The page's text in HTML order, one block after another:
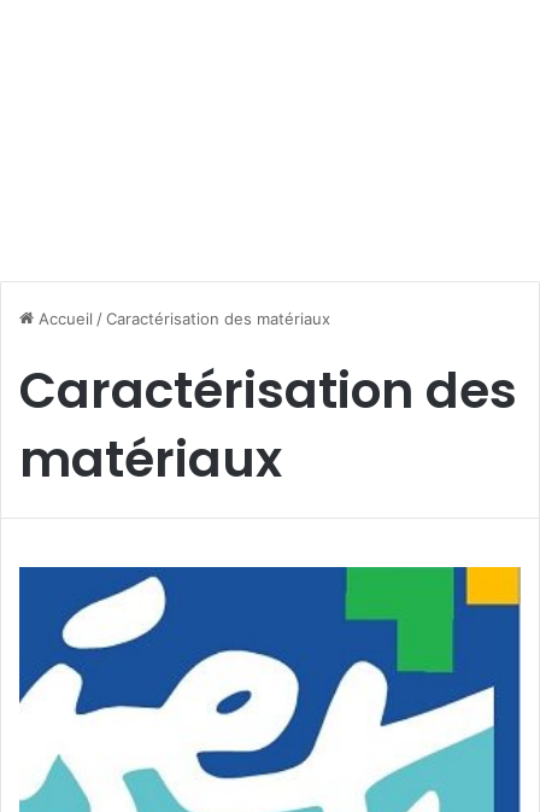
Accueil /Caractérisation des matériaux
Caractérisation des
matériaux